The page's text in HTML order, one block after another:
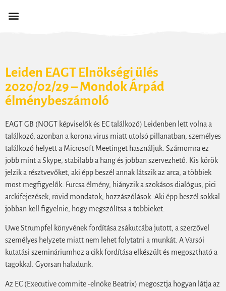
Leiden EAGT Elnökségi ülés
2020/02/29 – Mondok Árpád
élménybeszámoló
EAGT GB (NOGT képviselők és EC találkozó) Leidenben lett volna a
találkozó, azonban a korona virus miatt utolsó pillanatban, személyes
találkozó helyett a Microsoft Meetinget használjuk. Számomra ez
jobb mint a Skype, stabilabb a hang és jobban szervezhető. Kis körök
jelzik a résztvevőket, aki épp beszél annak látszik az arca, a többiek
most megfigyelők. Furcsa élmény, hiányzik a szokásos dialógus, pici
arckifejezések, rövid mondatok, hozzászólások. Aki épp beszél sokkal
jobban kell figyelnie, hogy megszólítsa a többieket.
Uwe Strumpfel könyvének fordítása zsákutcába jutott, a szerzővel
személyes helyzete miatt nem lehet folytatni a munkát. A Varsói
kutatási szemináriumhoz a cikk fordítása elkészült és megosztható a
tagokkal. Gyorsan haladunk.
Az EC (Executive commite -elnöke Beatrix) megosztja hogyan látja az